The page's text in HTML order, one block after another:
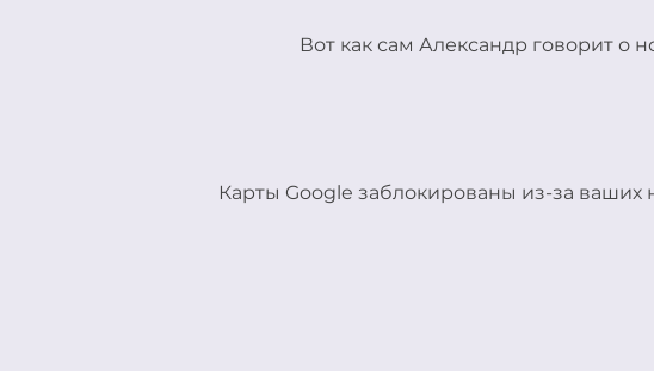
Вот как сам Александр говорит о
Карты Google заблокированы из-за